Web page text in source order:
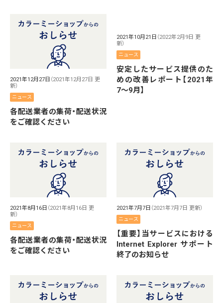
2021年12月27日 （2021年12月27日 更
新）
ニュース
各配送業者の集荷・配送状況
をご確認ください
2021年10月21日 （2022年2月9日 更
新）
ニュース
安定したサービス提供のた
めの改善レポート【2021年
7〜9月】
2021年8月16日 （2021年8月16日 更
新）
ニュース
各配送業者の集荷・配送状況
をご確認ください
2021年7月7日 （2021年7月7日 更新）
ニュース
【重要】当サービスにおける
Internet Explorer サポート
終了のお知らせ